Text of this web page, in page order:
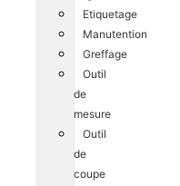
Etiquetage
Manutention
Greffage
Outil
de
mesure
Outil
de
coupe